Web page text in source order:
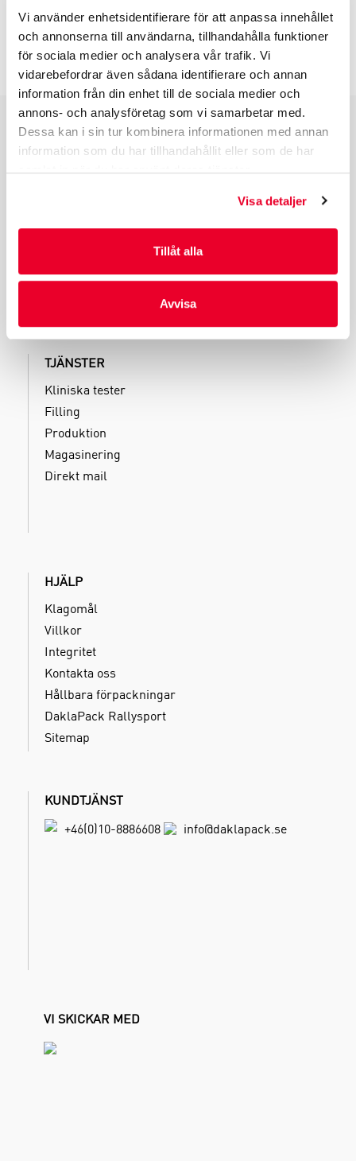
Vi använder enhetsidentifierare för att anpassa innehållet
och annonserna till användarna, tillhandahålla funktioner
för sociala medier och analysera vår trafik. Vi
vidarebefordrar även sådana identifierare och annan
information från din enhet till de sociala medier och
annons- och analysföretag som vi samarbetar med.
Dessa kan i sin tur kombinera informationen med annan
information som du har tillhandahållit eller som de har
samlat in när du har använt deras tjänster.
Visa detaljer
Tillåt alla
Avvisa
INFO INNAN DU ORDERAR
PRODUKTGRUPPER
INDUSTRIFÖRPACKNINGAR
LÄKEMEDELSFÖRPACKNINGAR
TJÄNSTER
Kliniska tester
Filling
Produktion
Magasinering
Direkt mail
HJÄLP
Klagomål
Villkor
Integritet
Kontakta oss
Hållbara förpackningar
DaklaPack Rallysport
Sitemap
KUNDTJÄNST
+46(0)10-8886608
info@daklapack.se
VI SKICKAR MED